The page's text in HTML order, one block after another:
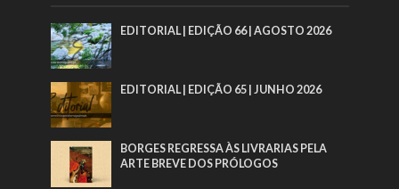
EDITORIAL | EDIÇÃO 66 | AGOSTO 2026
EDITORIAL | EDIÇÃO 65 | JUNHO 2026
BORGES REGRESSA ÀS LIVRARIAS PELA
ARTE BREVE DOS PRÓLOGOS